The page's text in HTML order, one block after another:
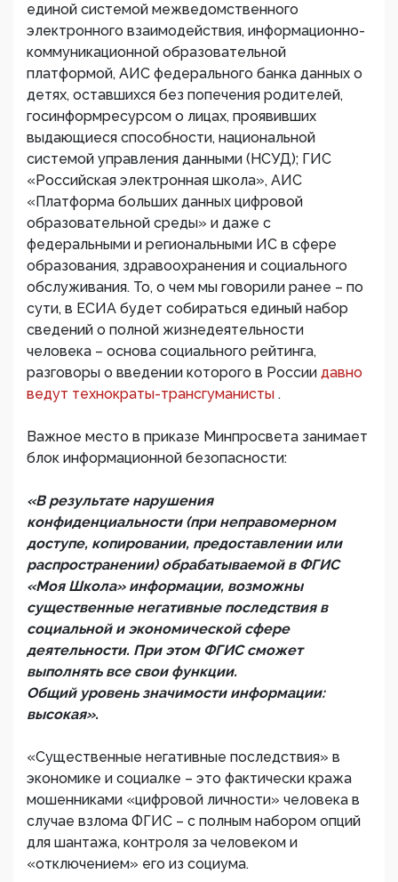
единой системой межведомственного
электронного взаимодействия, информационно-
коммуникационной образовательной
платформой, АИС федерального банка данных о
детях, оставшихся без попечения родителей,
госинформресурсом о лицах, проявивших
выдающиеся способности, национальной
системой управления данными (НСУД); ГИС
«Российская электронная школа», АИС
«Платформа больших данных цифровой
образовательной среды» и даже с
федеральными и региональными ИС в сфере
образования, здравоохранения и социального
обслуживания. То, о чем мы говорили ранее – по
сути, в ЕСИА будет собираться единый набор
сведений о полной жизнедеятельности
человека – основа социального рейтинга,
разговоры о введении которого в России давно
ведут технократы-трансгуманисты .
Важное место в приказе Минпросвета занимает
блок информационной безопасности:
«В результате нарушения
конфиденциальности (при неправомерном
доступе, копировании, предоставлении или
распространении) обрабатываемой в ФГИС
«Моя Школа» информации, возможны
существенные негативные последствия в
социальной и экономической сфере
деятельности. При этом ФГИС сможет
выполнять все свои функции.
Общий уровень значимости информации:
высокая».
«Существенные негативные последствия» в
экономике и социалке – это фактически кража
мошенниками «цифровой личности» человека в
случае взлома ФГИС – с полным набором опций
для шантажа, контроля за человеком и
«отключением» его из социума.